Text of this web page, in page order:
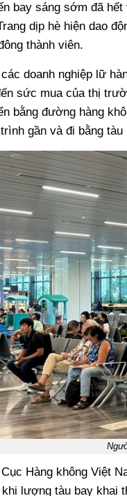
bay sáng sớm đã
dịp hè hiện dao
thành viên.
doanh nghiệp lữ
sức mua của thị
bằng đường hàng
gần và đi bằng
Hàng không Việt
khi lượng tàu bay khai